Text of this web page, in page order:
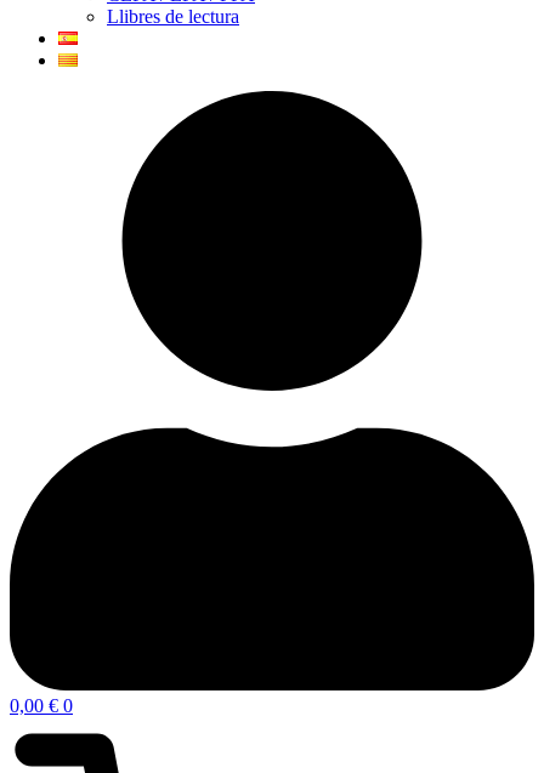
Llibres de lectura
0,00 € 0